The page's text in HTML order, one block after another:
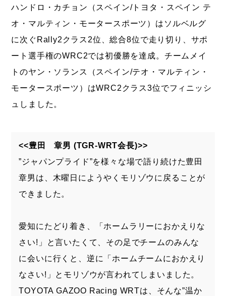
ハンドロ・カチョン（スペイン/トヨタ・スペイン テ
オ・マルティン・モータースポーツ）はソルベルグ
に次ぐRally2クラス2位、総合8位で走り切り、サポ
ート選手権のWRC2では初優勝を達成。チームメイ
トのヤン・ソランス（スペイン/テオ・マルティン・
モータースポーツ）はWRC2クラス3位でフィニッシ
ュしました。
<<豊田 章男 (TGR-WRT会長)>>
”ジャパンプライド”を様々な場で語り続けた豊田
章男は、木曜日にようやくモリゾウに戻ることが
できました。
愛知にたどり着き、「ホームラリーにおかえりな
さい!」と言いたくて、その足でチームのみんな
に会いに行くと、逆に「ホームチームにおかえり
なさい!」とモリゾウが言われてしまいました。
TOYOTA GAZOO Racing WRTは、そんな”温か